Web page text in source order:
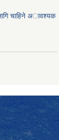
चाहिने अावश्यक